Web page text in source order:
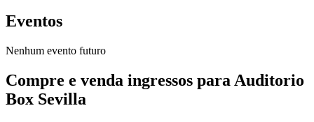
Eventos
Nenhum evento futuro
Compre e venda ingressos para Auditorio
Box Sevilla